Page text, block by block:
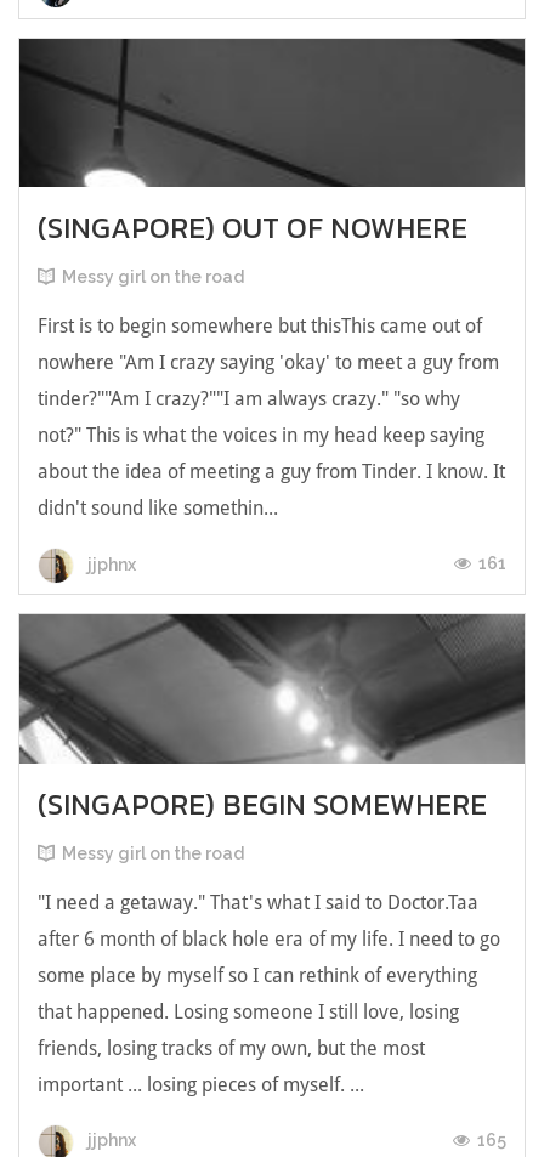
(SINGAPORE) OUT OF NOWHERE
Messy girl on the road
First is to begin somewhere but thisThis came out of
nowhere "Am I crazy saying 'okay' to meet a guy from
tinder?""Am I crazy?""I am always crazy." "so why
not?" This is what the voices in my head keep saying
about the idea of meeting a guy from Tinder. I know. It
didn't sound like somethin...
jjphnx 161
(SINGAPORE) BEGIN SOMEWHERE
Messy girl on the road
"I need a getaway." That's what I said to Doctor.Taa
after 6 month of black hole era of my life. I need to go
some place by myself so I can rethink of everything
that happened. Losing someone I still love, losing
friends, losing tracks of my own, but the most
important ... losing pieces of myself. ...
jjphnx 165